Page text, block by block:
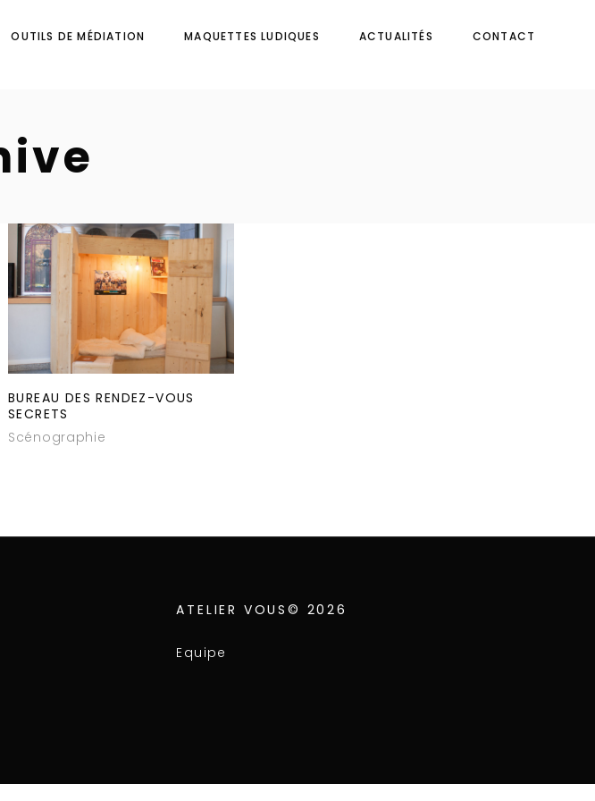
OUTILS DE MÉDIATION MAQUETTES LUDIQUES ACTUALITÉS CONTACT
BUREAU DES RENDEZ-VOUS
SECRETS
Scénographie
ATELIER VOUS© 2026
Equipe